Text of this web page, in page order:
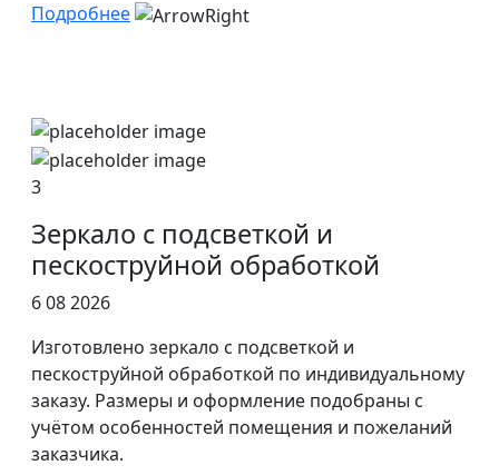
Подробнее
3
Зеркало с подсветкой и
пескоструйной обработкой
6 08 2026
Изготовлено зеркало с подсветкой и
пескоструйной обработкой по индивидуальному
заказу. Размеры и оформление подобраны с
учётом особенностей помещения и пожеланий
заказчика.